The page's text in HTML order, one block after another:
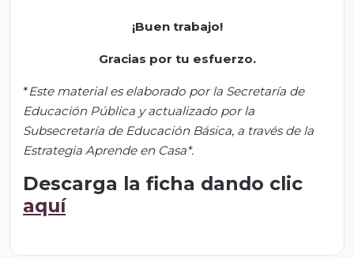
¡Buen trabajo!
Gracias por tu esfuerzo.
*Este material es elaborado por la Secretaría de
Educación Pública y actualizado por la
Subsecretaría de Educación Básica, a través de la
Estrategia Aprende en Casa*.
Descarga la ficha dando clic
aquí